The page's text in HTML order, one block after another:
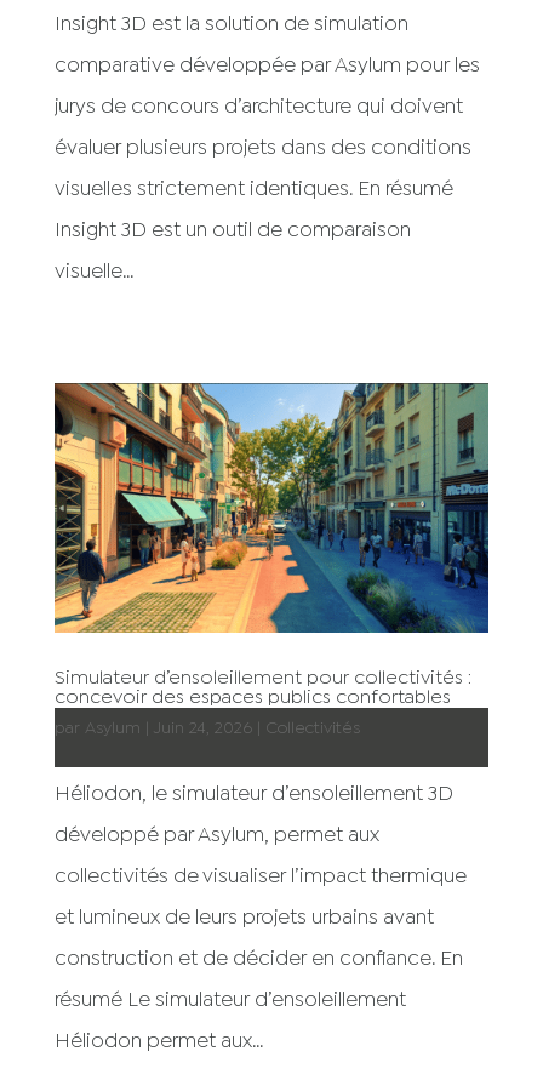
Insight 3D est la solution de simulation
comparative développée par Asylum pour les
jurys de concours d’architecture qui doivent
évaluer plusieurs projets dans des conditions
visuelles strictement identiques. En résumé
Insight 3D est un outil de comparaison
visuelle...
Simulateur d’ensoleillement pour collectivités :
concevoir des espaces publics confortables
par Asylum Juin 24, 2026| Collectivités
Héliodon, le simulateur d’ensoleillement 3D
développé par Asylum, permet aux
collectivités de visualiser l’impact thermique
et lumineux de leurs projets urbains avant
construction et de décider en confiance. En
résumé Le simulateur d’ensoleillement
Héliodon permet aux...